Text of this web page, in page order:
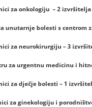
za onkologiju – 2 izvršitelja
unutarnje bolesti s
za neurokirurgiju – 3
za urgentnu medicinu i
za dječje bolesti – 1
za ginekologiju i